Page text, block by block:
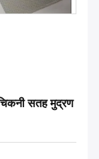
सतह मुद्रण